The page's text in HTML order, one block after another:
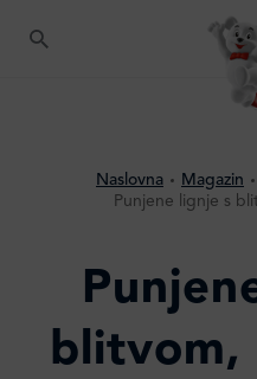
Naslovna Magazin
Punjene lignje s
blitvom,